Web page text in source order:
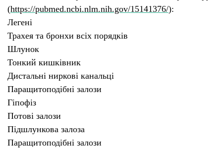
(https://pubmed.ncbi.nlm.nih.gov/15141376/):
Легені
Трахея та бронхи всіх порядків
Шлунок
Тонкий кишківник
Дистальні ниркові канальці
Паращитоподібні залози
Гіпофіз
Потові залози
Підшлункова залоза
Паращитоподібні залози